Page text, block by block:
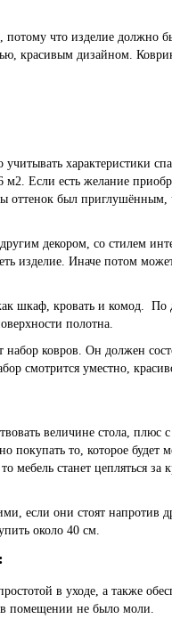
потому что изделие должно
красивым дизайном.
характеристики
Если есть желание
оттенок был приглушённым,
декором, со стилем
изделие. Иначе потом
шкаф, кровать и комод.
полотна.
набор ковров. Он должен
смотрится уместно,
величине стола,
покупать то, которое будет
мебель станет цепляться
если они стоят напротив
около 40 см.
в уходе, а также
в помещении не было моли.